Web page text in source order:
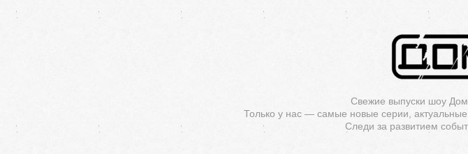
Свежие выпуски шоу
Только у нас — самые новые серии,
Следи за развитием